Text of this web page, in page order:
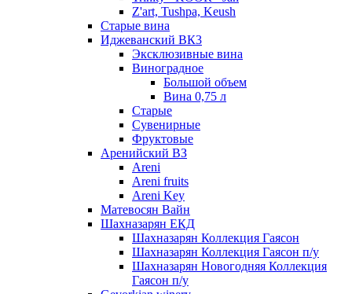
Z'art, Tushpa, Keush
Старые вина
Иджеванский ВК3
Эксклюзивные вина
Виноградное
Большой объем
Вина 0,75 л
Старые
Сувенирные
Фруктовые
Аренийский ВЗ
Areni
Areni fruits
Areni Key
Матевосян Вайн
Шахназарян ЕКД
Шахназарян Коллекция Гаясон
Шахназарян Коллекция Гаясон п/у
Шахназарян Новогодняя Коллекция
Гаясон п/у